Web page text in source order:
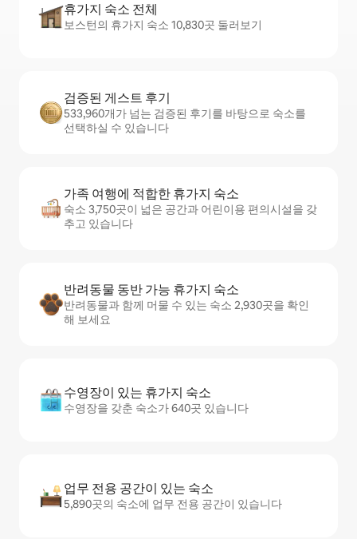
휴가지 숙소 전체
보스턴의 휴가지 숙소 10,830곳 둘러보기
검증된 게스트 후기
533,960개가 넘는 검증된 후기를 바탕으로 숙소를
선택하실 수 있습니다
가족 여행에 적합한 휴가지 숙소
숙소 3,750곳이 넓은 공간과 어린이용 편의시설을 갖
추고 있습니다
반려동물 동반 가능 휴가지 숙소
반려동물과 함께 머물 수 있는 숙소 2,930곳을 확인
해 보세요
수영장이 있는 휴가지 숙소
수영장을 갖춘 숙소가 640곳 있습니다
업무 전용 공간이 있는 숙소
5,890곳의 숙소에 업무 전용 공간이 있습니다